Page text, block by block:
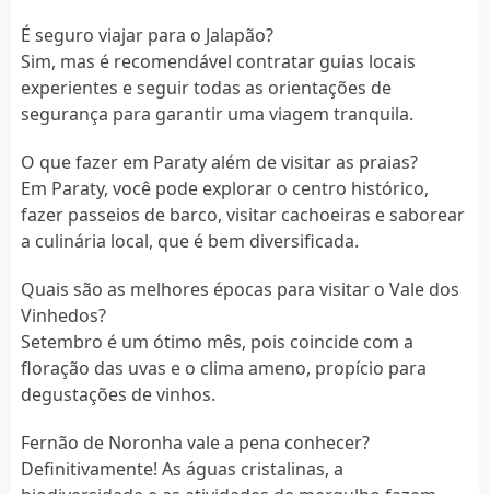
É seguro viajar para o Jalapão?
Sim, mas é recomendável contratar guias locais
experientes e seguir todas as orientações de
segurança para garantir uma viagem tranquila.
O que fazer em Paraty além de visitar as praias?
Em Paraty, você pode explorar o centro histórico,
fazer passeios de barco, visitar cachoeiras e saborear
a culinária local, que é bem diversificada.
Quais são as melhores épocas para visitar o Vale dos
Vinhedos?
Setembro é um ótimo mês, pois coincide com a
floração das uvas e o clima ameno, propício para
degustações de vinhos.
Fernão de Noronha vale a pena conhecer?
Definitivamente! As águas cristalinas, a